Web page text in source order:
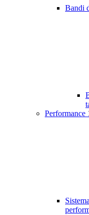
Bandi
Performance